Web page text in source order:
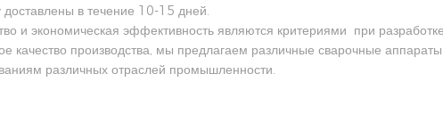
доставлены в течение 10-15 дней.
и экономическая эффективность являются критериями при
качество производства, мы предлагаем различные сварочные
различных отраслей промышленности.